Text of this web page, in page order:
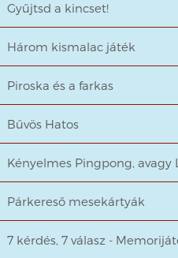
Gyűjtsd a kincset!
Három kismalac játék
Piroska és a farkas
Bűvös Hatos
Kényelmes Pingpong, avagy
Párkereső mesekártyák
7 kérdés, 7 válasz -